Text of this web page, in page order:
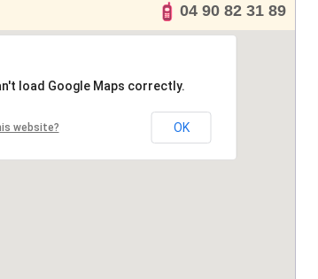
04 90 82 31 89
load Google Maps correctly.
website? OK